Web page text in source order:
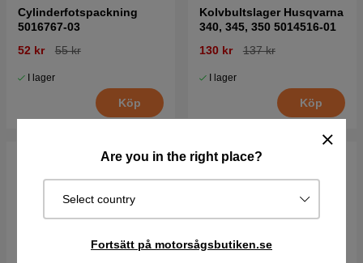
Are you in the right place?
Select country
Fortsätt på motorsågsbutiken.se
Cylinderfotspackning
5016767-03
52 kr
55 kr
I lager
Köp
Kolvbultslager Husqvarna
340, 345, 350 5014516-01
130 kr
137 kr
I lager
Köp